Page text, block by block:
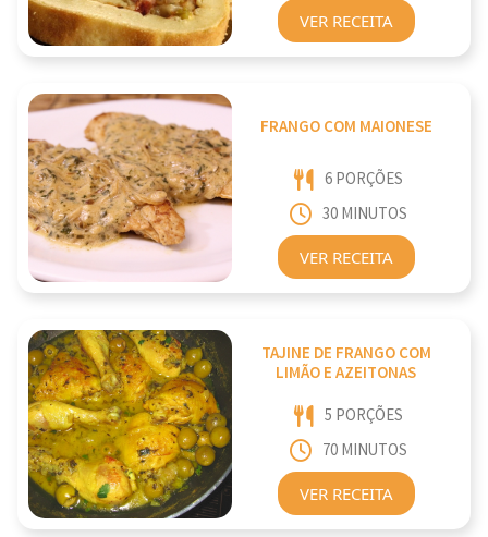
VER RECEITA
FRANGO COM MAIONESE
6 PORÇÕES
30 MINUTOS
VER RECEITA
TAJINE DE FRANGO COM
LIMÃO E AZEITONAS
5 PORÇÕES
70 MINUTOS
VER RECEITA